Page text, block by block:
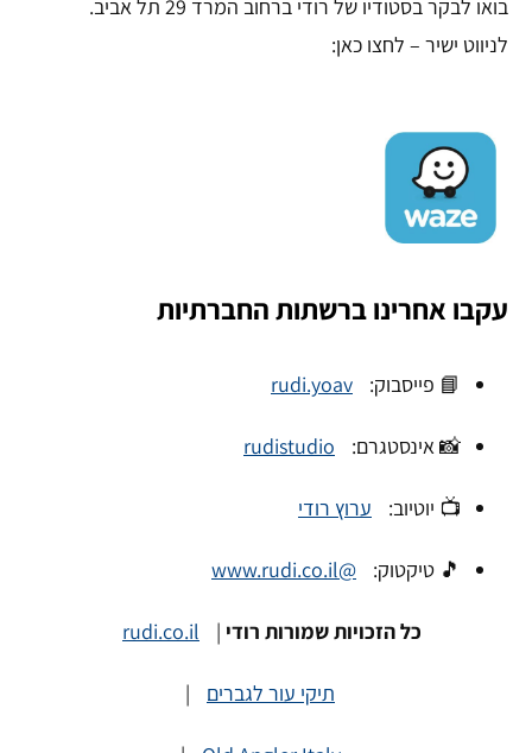
בואו לבקר בסטודיו של רודי ברחוב המרד 29 תל אביב.
לניווט ישיר – לחצו כאן:
עקבו אחרינו ברשתות החברתיות
📘 פייסבוק: rudi.yoav
📸 אינסטגרם: rudistudio
📺 יוטיוב: ערוץ רודי
🎵 טיקטוק: @www.rudi.co.il
כל הזכויות שמורות רודי |
rudi.co.il
תיקי עור לגברים |